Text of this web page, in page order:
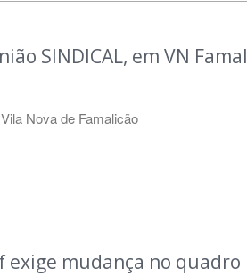
SINDICAL, em VN
Vila Nova de Famalicão
exige mudança no quadro